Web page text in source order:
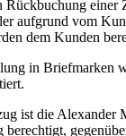
Rückbuchung einer
aufgrund vom
dem Kunden
in Briefmarken
ist die Alexander